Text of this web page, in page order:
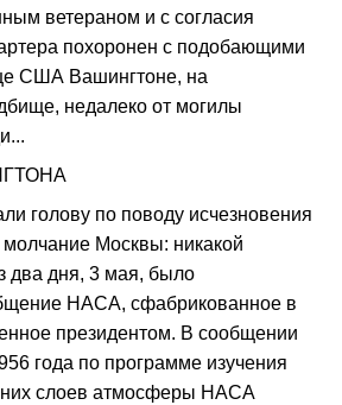
ветераном и с согласия
похоронен с подобающими
США Вашингтоне, на
недалеко от могилы
голову по поводу исчезновения
Москвы: никакой
два дня, 3 мая, было
НАСА, сфабрикованное в
президентом. В сообщении
года по программе изучения
слоев атмосферы НАСА